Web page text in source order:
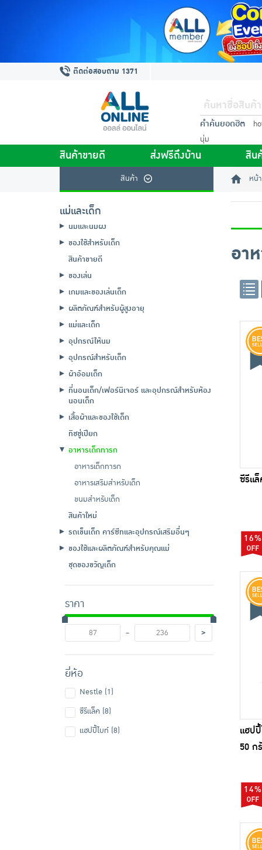
ติดต่อสอบถาม 1371
คำค้นยอดฮิต
นุ่ม
สินค้าขายดี ส่งฟรีถึงบ้าน สิน
สินค้า หน้
แม่และเด็ก
นมและนมผง
ของใช้สำหรับเด็ก
สินค้าขายดี
ของเล่น
เกมและของเล่นเด็ก
ผลิตภัณฑ์สำหรับผู้สูงอายุ
แม่และเด็ก
อุปกรณ์ให้นม
อุปกรณ์สำหรับเด็ก
ผ้าอ้อมเด็ก
ที่นอนเด็ก/เฟอร์นิเจอร์ และอุปกรณ์สำหรับห้อง
นอนเด็ก
เสื้อผ้าและของใช้เด็ก
ทิชชู่เปียก
อาหารเด็กทารก
อาหารเด็กทารก
อาหารเสริมสำหรับเด็ก
ขนมสำหรับเด็ก
สินค้าใหม่
รถเข็นเด็ก คาร์ซีทและอุปกรณ์เสริมอื่นๆ
ของใช้และผลิตภัณฑ์สำหรับคุณแม่
ชุดของขวัญเด็ก
ราคา
-
>
ยี่ห้อ
Nestle (1)
ซีรีแล็ค (8)
แฮปปี้ไบท์ (8)
อา
ซีรีแ
16%
แฮป
50 ก
14%